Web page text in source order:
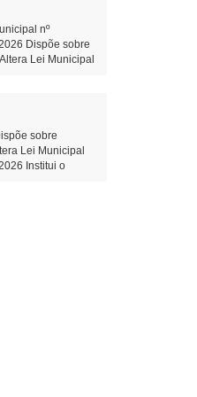
nº
Dispõe sobre
Lei Municipal
Projeto de Lei
no leito e
Severiano
sobre
Lei Municipal
Institui o